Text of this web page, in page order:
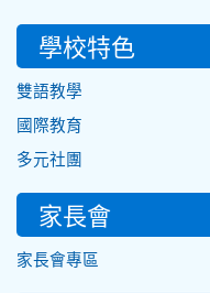
學校特色
雙語教學
國際教育
多元社團
家長會
家長會專區